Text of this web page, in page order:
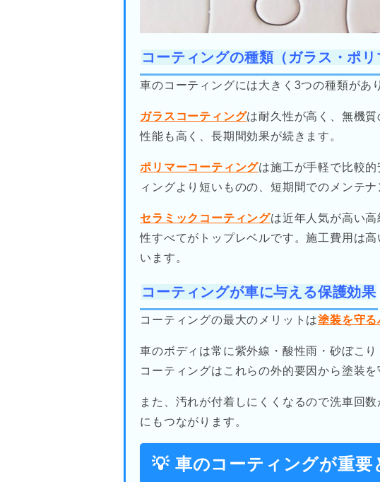
コーティングの種類（ガラス・ポリ
車のコーティングには大きく3つの種類があ
ガラスコーティングは耐久性が高く、無機
性能も高く、長期間効果が続きます。
ポリマーコーティングは施工が手軽で比較
ィングより短いものの、短期間でのメンテ
セラミックコーティングは近年人気が高い
性すべてがトップレベルです。施工費用は
います。
コーティングが車に与える保護効果
コーティングの最大のメリットは塗装を守る
車のボディは常に紫外線・酸性雨・砂ぼこ
コーティングはこれらの外的要因から塗装
また、汚れが付着しにくくなるので洗車回
にもつながります。
💡 車のコーティングが重要